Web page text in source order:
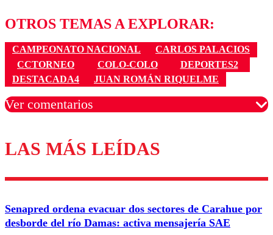
OTROS TEMAS A EXPLORAR:
CAMPEONATO NACIONAL
CARLOS PALACIOS
CCTORNEO
COLO-COLO
DEPORTES2
DESTACADA4
JUAN ROMÁN RIQUELME
Ver comentarios
Los comentarios son moderados para garantizar un
diálogo respetuoso.
Correo
LAS MÁS LEÍDAS
Senapred ordena evacuar dos sectores de Carahue por
desborde del río Damas: activa mensajería SAE